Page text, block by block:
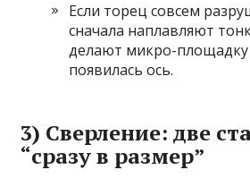
Если торец совсем
сначала наплавляют
делают микро-
появилась ось.
3) Сверление: две
“сразу в размер”